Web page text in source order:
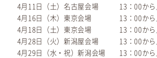
4月11日（土）名古屋会場 13：00から
4月16日（木）東京会場 13：00から
4月18日（土）東京会場 13：00から
4月28日（火）新潟屋会場 13：00から
4月29日（水・祝）新潟会場 13：00から